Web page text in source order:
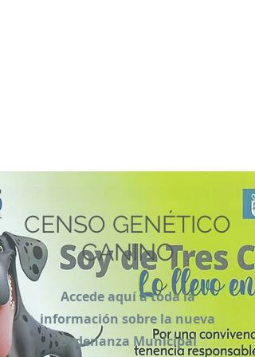
CENSO GENÉTICO
CANINO
Accede aquí a toda la
información sobre la nueva
Ordenanza Municipal